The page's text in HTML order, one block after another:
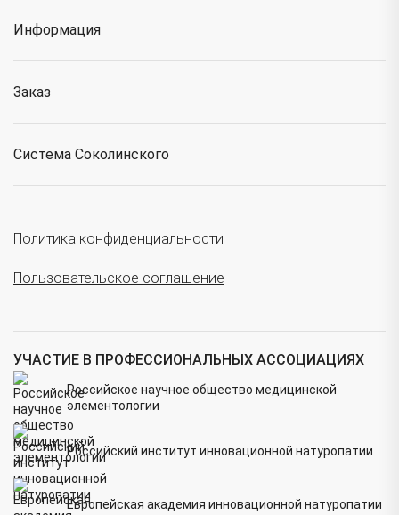
Информация
Заказ
Система Соколинского
Политика конфиденциальности
Пользовательское соглашение
УЧАСТИЕ В ПРОФЕССИОНАЛЬНЫХ АССОЦИАЦИЯХ
Российское научное общество медицинской
элементологии
Российский институт инновационной натуропатии
Европейская академия инновационной натуропатии